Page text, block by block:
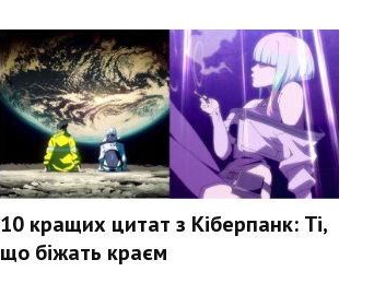
10 кращих цитат з Кіберпанк: Ті,
що біжать краєм